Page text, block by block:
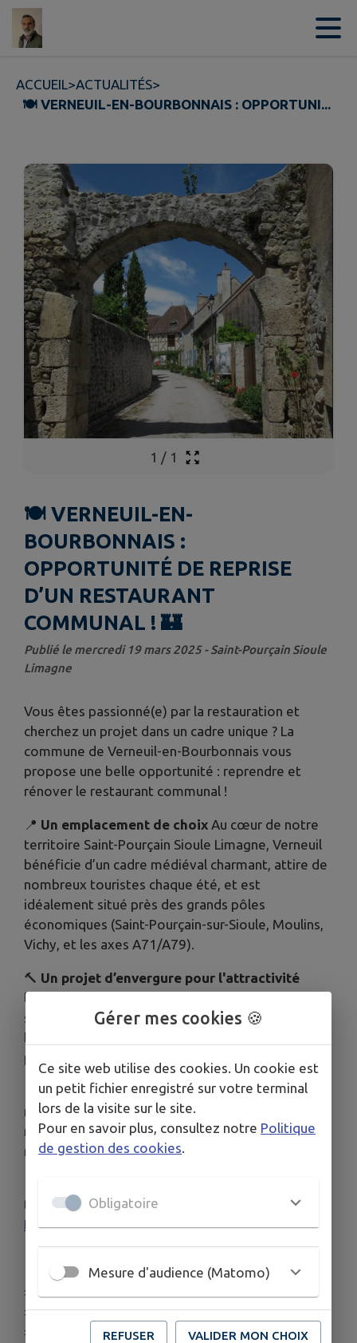
Contenu
ACCUEIL>ACTUALITÉS>
🍽️ VERNEUIL-EN-BOURBONNAIS : OPPORTUNI...
1 / 1
🍽️ VERNEUIL-EN-
BOURBONNAIS :
OPPORTUNITÉ DE REPRISE
D’UN RESTAURANT
COMMUNAL ! 🏰
Publié le mercredi 19 mars 2025 - Saint-Pourçain Sioule
Limagne
Vous êtes passionné(e) par la restauration et
cherchez un projet dans un cadre unique ? La
commune de Verneuil-en-Bourbonnais vous
propose une belle opportunité : reprendre et
rénover le restaurant communal !
📍 Un emplacement de choix Au cœur de notre
territoire Saint-Pourçain Sioule Limagne, Verneuil
bénéficie d’un cadre médiéval charmant, attire de
nombreux touristes chaque été, et est
idéalement situé près des grands pôles
économiques (Saint-Pourçain-sur-Sioule, Moulins,
Vichy, et les axes A71/A79).
🔨 Un projet d’envergure pour l'attractivité
locale
soutenir le tourisme et offrir un lieu convivial pour
les habitants et visiteurs. Le projet est soutenu
par la mairie et notre communauté de communes.
📄Intéressé(e) ?Le restaurant sera entièrement
rénové et réaménagé pour un usage moderne. La
municipalité souhaite impliquer le futur
restaurateur dans cette réflexion !
toutes les infos et le dossier de candidature ici ➡
Lien vers le dossier
#OpportunitéRestauration
#VerneuilEnBourbonnais #DynamismeLocal
#SaintPourçainSiouleLimagne
Gérer mes cookies 🍪
Ce site web utilise des cookies. Un cookie est
un petit fichier enregistré sur votre terminal
lors de la visite sur le site.
Pour en savoir plus, consultez notre Politique
de gestion des cookies.
Obligatoire
Mesure d'audience (Matomo)
REFUSER VALIDER MON CHOIX